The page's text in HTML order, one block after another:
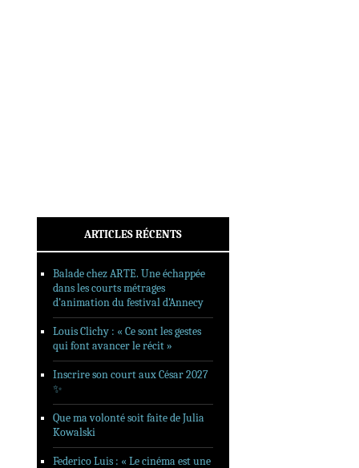
ARTICLES RÉCENTS
Balade chez ARTE. Une échappée
dans les courts métrages
d’animation du festival d’Annecy
Louis Clichy : « Ce sont les gestes
qui font avancer le récit »
Inscrire son court aux César 2027
✨
Que ma volonté soit faite de Julia
Kowalski
Federico Luis : « Le cinéma est une